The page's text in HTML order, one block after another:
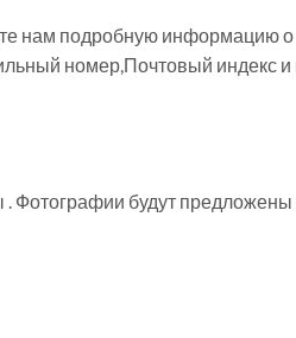
нам подробную информацию о
номер,Почтовый индекс
. Фотографии будут предложены